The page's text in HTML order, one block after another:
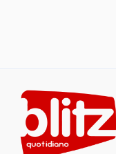
content